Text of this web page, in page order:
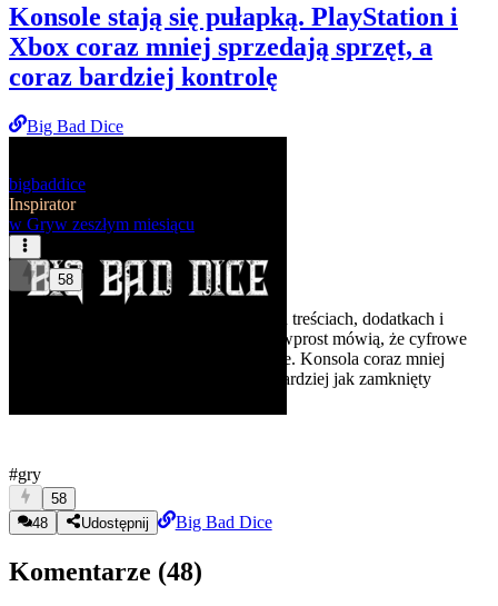
Konsole stają się pułapką. PlayStation i
Xbox coraz mniej sprzedają sprzęt, a
coraz bardziej kontrolę
Big Bad Dice
bigbaddice
Inspirator
w Gryw zeszłym miesiącu
58
Sony zarabia już głównie na cyfrowych treściach, dodatkach i
usługach, Xbox drożeje, a regulaminy wprost mówią, że cyfrowe
gry są licencjonowane, nie sprzedawane. Konsola coraz mniej
wygląda jak sprzęt do grania, a coraz bardziej jak zamknięty
#gry
58
48
Udostępnij Big Bad Dice
Komentarze (48)